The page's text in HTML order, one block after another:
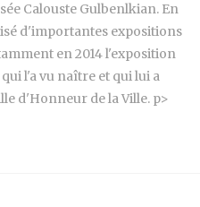
Calouste Gulbenlkian. En
d'importantes expositions
en 2014 l'exposition
l'a vu naître et qui lui a
d'Honneur de la Ville. p>